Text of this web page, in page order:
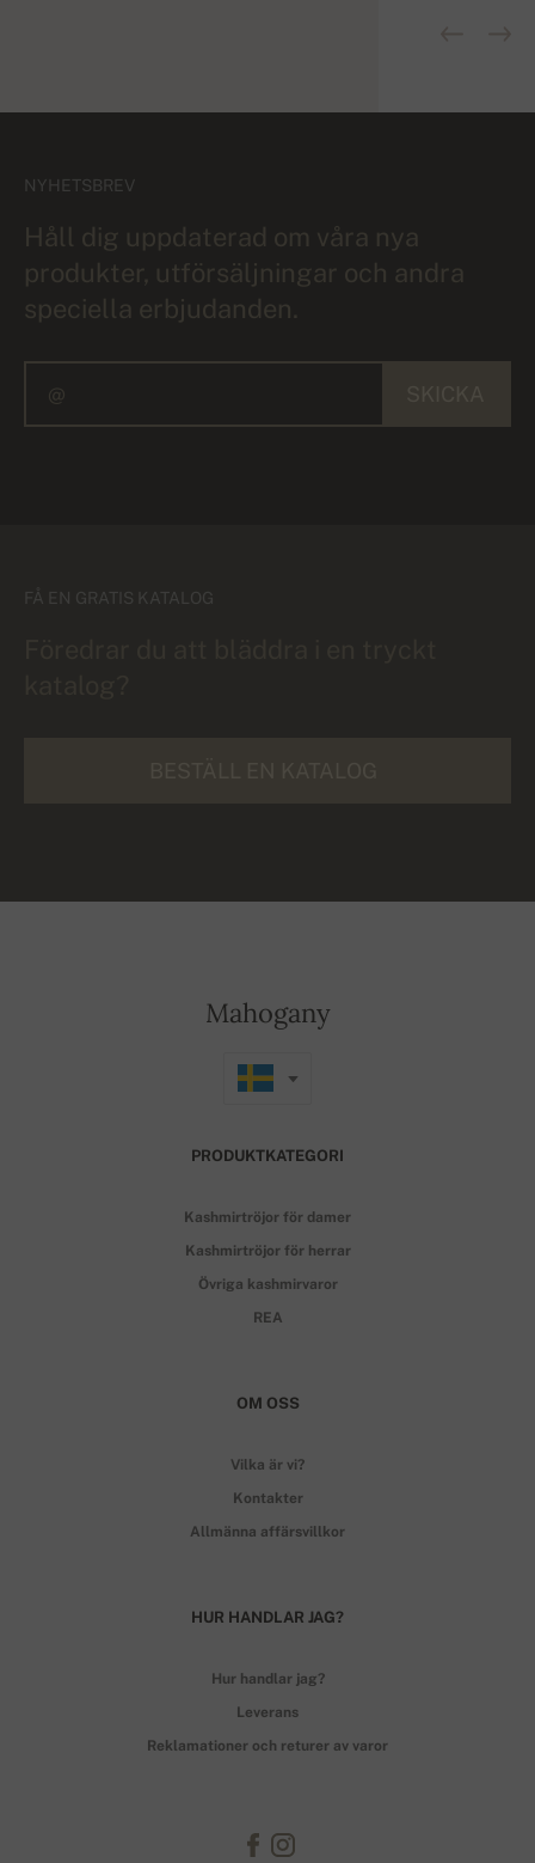
NYHETSBREV
Håll dig uppdaterad om våra nya
produkter, utförsäljningar och andra
speciella erbjudanden.
FÅ EN GRATIS KATALOG
Mahogany
PRODUKTKATEGORI
Kashmirtröjor för damer
Kashmirtröjor för herrar
Övriga kashmirvaror
REA
OM OSS
Vilka är vi?
Kontakter
Allmänna affärsvillkor
HUR HANDLAR JAG?
Hur handlar jag?
Leverans
Reklamationer och returer av varor